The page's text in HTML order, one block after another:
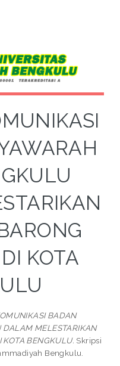
KOTA
BADAN
MELESTARIKAN
BENGKULU. Skripsi
Bengkulu.